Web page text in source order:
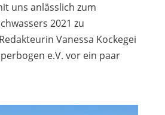
uns anlässlich zum
2021 zu
Vanessa Kockegei
e.V. vor ein paar